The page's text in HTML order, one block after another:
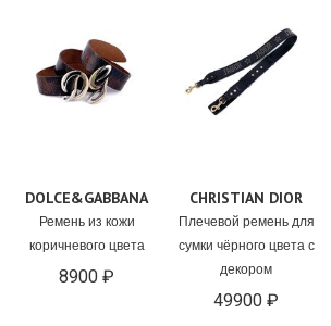
DOLCE&GABBANA
Ремень из кожи
коричневого цвета
8900 ₽
CHRISTIAN DIOR
Плечевой ремень для
сумки чёрного цвета с
декором
49900 ₽